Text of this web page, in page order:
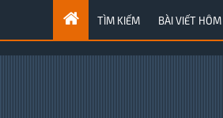
TÌM KIẾM BÀI VIẾT HÔM